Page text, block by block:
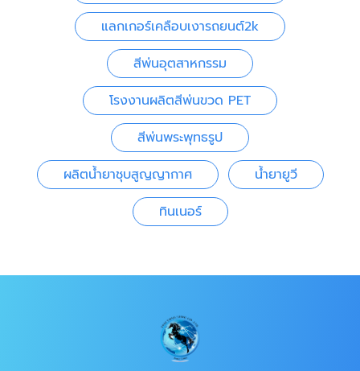
แลกเกอร์เคลือบเงารถยนต์2k
สีพ่นอุตสาหกรรม
โรงงานผลิตสีพ่นขวด PET
สีพ่นพระพุทธรูป
ผลิตน้ำยาชุบสูญญากาศ
น้ำยายูวี
ทินเนอร์